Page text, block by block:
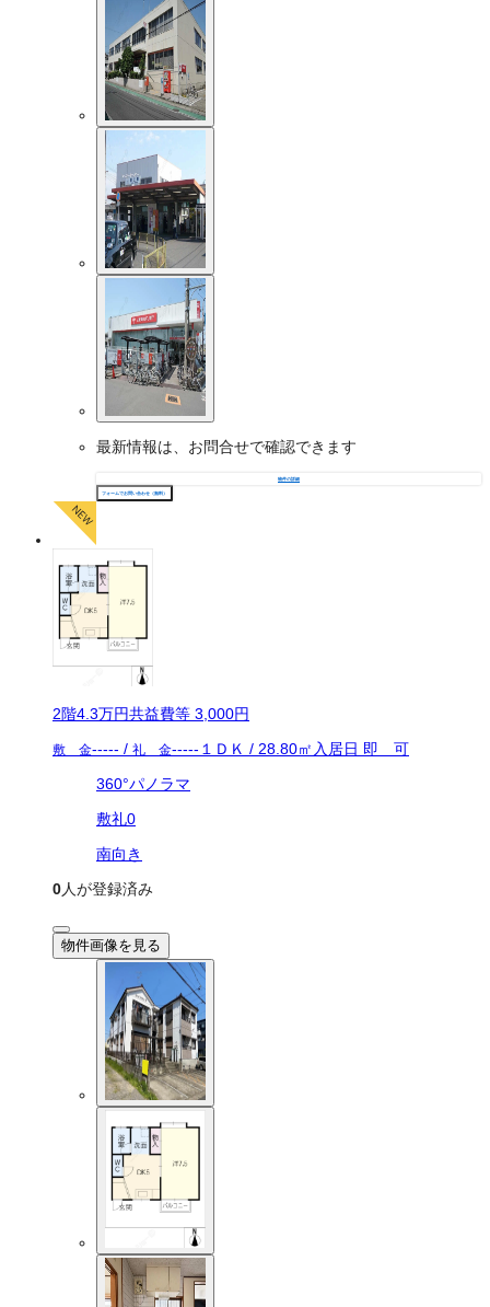
最新情報は、お問合せで確認できます
物件の詳細
フォームでお問い合わせ（無料）
2階4.3万円共益費等 3,000円
敷 金----- / 礼 金----- １ＤＫ / 28.80㎡ 入居日 即 可
360°パノラマ
敷礼0
南向き
0人が登録済み
物件画像を見る